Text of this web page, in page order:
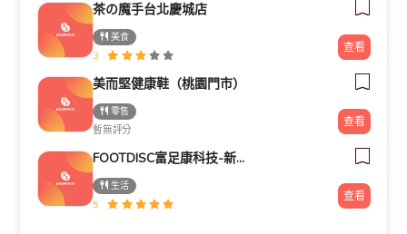
茶の魔手台北慶城店
美食
3
查看
美而堅健康鞋（桃園門市）
零售
暫無評分
查看
FOOTDISC富足康科技-新光三越-西門店
生活
5
查看